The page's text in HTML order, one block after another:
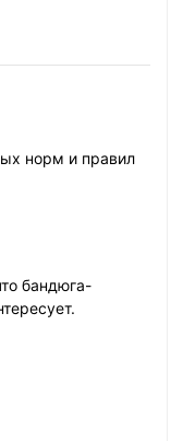
норм и правил
бандюга-